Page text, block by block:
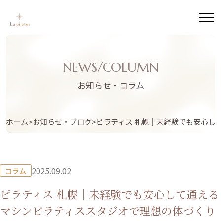
NEWS/COLUMN
お知らせ・コラム
ホーム お知らせ・ブログ ピラティス 札幌｜未経験でも安心し
コラム 2025.09.02
ピラティス 札幌｜未経験でも安心して通える
マシンピラティススタジオで理想の体づくり